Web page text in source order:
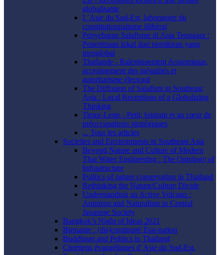
globalisante
L’Asie du Sud-Est, laboratoire du
constitutionnalisme illibéral
Penyebaran Salafisme di Asia Tenggara :
Penerimaan lokal dari pemikiran yang
menglobal
Thaïlande - Ralentissement économique,
accroissement des inégalités et
autoritarisme électoral
The Diffusion of Salafism in Southeast
Asia : Local Receptions of a Globalizing
Thinking
Timor-Leste - Petit, lointain et au cœur de
préoccupations stratégiques
... Tous les articles
Societies and Environments in Southeast Asia
Beyond Nature and Culture of Modern
Thai Water Engineering : The Ontology of
Infrastructure
Politics of nature conservation in Thailand
Rethinking the Nature/Culture Divide
Understanding an Active Volcano :
Animism and Naturalism in Central
Javanese Society
Bangkok’s Night of Ideas 2021
Birmanie : (dis)continuité État-nation
Buddhism and Politics in Thailand
Chrétiens évangéliques d’Asie du Sud-Est.